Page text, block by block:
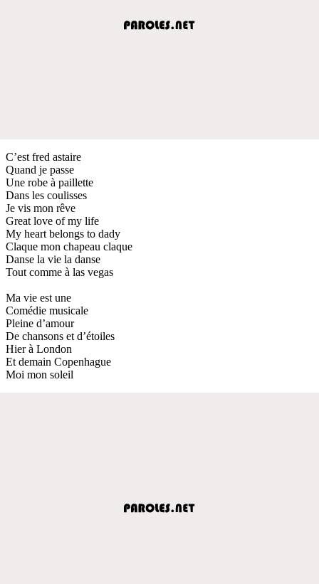
C’est fred astaire
Quand je passe
Une robe à paillette
Dans les coulisses
Je vis mon rêve
Great love of my life
My heart belongs to dady
Claque mon chapeau claque
Danse la vie la danse
Tout comme à las vegas
Ma vie est une
Comédie musicale
Pleine d’amour
De chansons et d’étoiles
Hier à London
Et demain Copenhague
Moi mon soleil